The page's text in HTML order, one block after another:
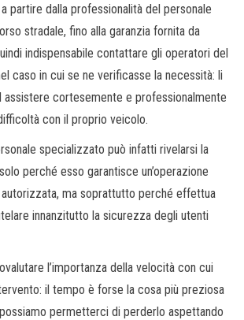
partire dalla professionalità del personale
stradale, fino alla garanzia fornita da
indispensabile contattare gli operatori del
caso in cui se ne verificasse la necessità: li
cortesemente e professionalmente
con il proprio veicolo.
specializzato può infatti rivelarsi la
perché esso garantisce un’operazione
ma soprattutto perché effettua
innanzitutto la sicurezza degli utenti
l’importanza della velocità con cui
il tempo è forse la cosa più preziosa
permetterci di perderlo aspettando